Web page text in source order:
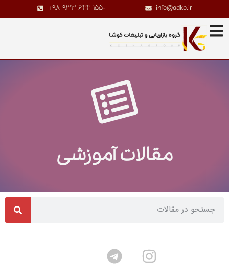
info@adko.ir
+98-933-644-1550
مقالات آموزشی